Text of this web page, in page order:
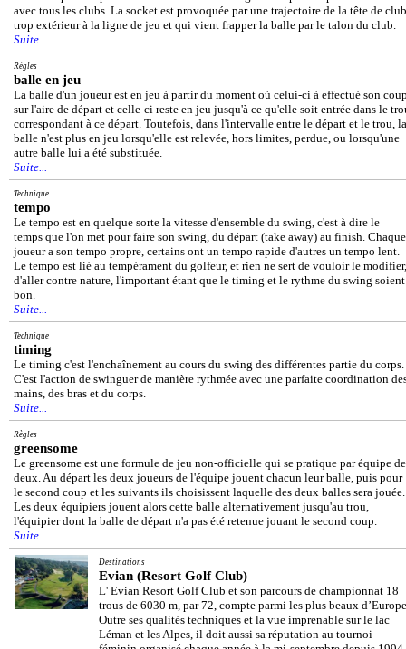
avec tous les clubs. La socket est provoquée par une trajectoire de la tête de club
trop extérieur à la ligne de jeu et qui vient frapper la balle par le talon du club.
Suite...
Règles
balle en jeu
La balle d'un joueur est en jeu à partir du moment où celui-ci à effectué son
sur l'aire de départ et celle-ci reste en jeu jusqu'à ce qu'elle soit entrée dans le
correspondant à ce départ. Toutefois, dans l'intervalle entre le départ et le trou, la
balle n'est plus en jeu lorsqu'elle est relevée, hors limites, perdue, ou lorsqu'une
autre balle lui a été substituée.
Suite...
Technique
tempo
Le tempo est en quelque sorte la vitesse d'ensemble du swing, c'est à dire le
temps que l'on met pour faire son swing, du départ (take away) au finish. Chaque
joueur a son tempo propre, certains ont un tempo rapide d'autres un tempo lent.
Le tempo est lié au tempérament du golfeur, et rien ne sert de vouloir le modifier,
d'aller contre nature, l'important étant que le timing et le rythme du swing soient
bon.
Suite...
Technique
timing
Le timing c'est l'enchaînement au cours du swing des différentes partie du corps.
C'est l'action de swinguer de manière rythmée avec une parfaite coordination
mains, des bras et du corps.
Suite...
Règles
greensome
Le greensome est une formule de jeu non-officielle qui se pratique par équipe de
deux. Au départ les deux joueurs de l'équipe jouent chacun leur balle, puis pour
le second coup et les suivants ils choisissent laquelle des deux balles sera jouée.
Les deux équipiers jouent alors cette balle alternativement jusqu'au trou,
l'équipier dont la balle de départ n'a pas été retenue jouant le second coup.
Suite...
Destinations
Evian (Resort Golf Club)
L' Evian Resort Golf Club et son parcours de championnat 18
trous de 6030 m, par 72, compte parmi les plus beaux
Outre ses qualités techniques et la vue imprenable sur le lac
Léman et les Alpes, il doit aussi sa réputation au tournoi